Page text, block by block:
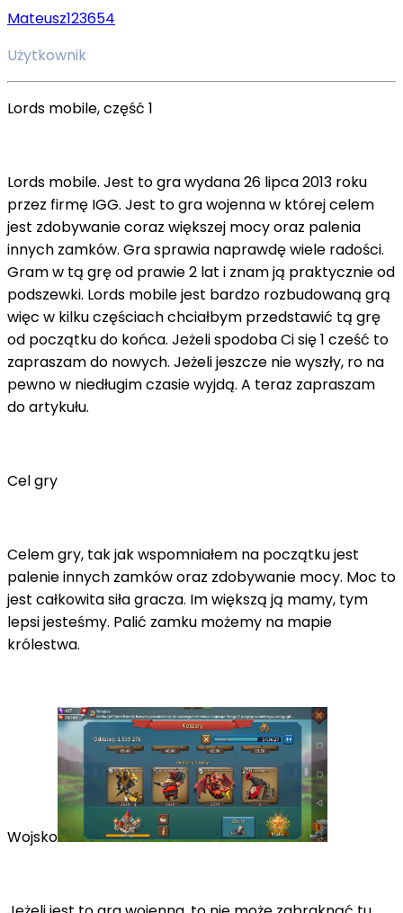
Mateusz123654
Użytkownik
Lords mobile, część 1
Lords mobile. Jest to gra wydana 26 lipca 2013 roku
przez firmę IGG. Jest to gra wojenna w której celem
jest zdobywanie coraz większej mocy oraz palenia
innych zamków. Gra sprawia naprawdę wiele radości.
Gram w tą grę od prawie 2 lat i znam ją praktycznie od
podszewki. Lords mobile jest bardzo rozbudowaną grą
więc w kilku częściach chciałbym przedstawić tą grę
od początku do końca. Jeżeli spodoba Ci się 1 cześć to
zapraszam do nowych. Jeżeli jeszcze nie wyszły, ro na
pewno w niedługim czasie wyjdą. A teraz zapraszam
do artykułu.
Cel gry
Celem gry, tak jak wspomniałem na początku jest
palenie innych zamków oraz zdobywanie mocy. Moc to
jest całkowita siła gracza. Im większą ją mamy, tym
lepsi jesteśmy. Palić zamku możemy na mapie
królestwa.
Wojsko